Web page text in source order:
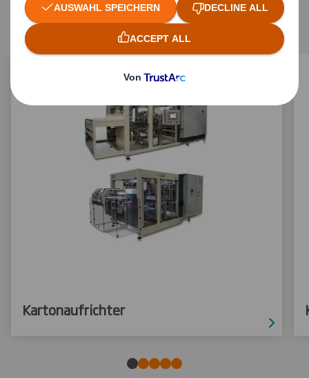
Verpackungsmaschinen
Kartonaufrichter